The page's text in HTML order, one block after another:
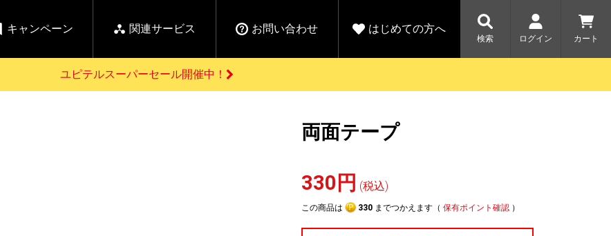
キャンペーン 関連サービス お問い合わせ はじめての方へ
検索 ログイン カート
ゴルフ
アウトレット
ユピテル公式サイトはこちら
りかえ応援サービス
開催中
各種お問い合わせはこちら
新規会員登録をする
登録後すぐに使える1000ポイントをプレゼント
ユピテルスーパーセール開催中！
両面テープ
330円 (税込)
この商品は 330 までつかえます（ 保有ポイント確認 ）